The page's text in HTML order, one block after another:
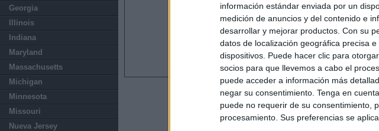
información estándar enviada por un
medición de anuncios y del contenido e
desarrollar y mejorar productos. Con su
datos de localización geográfica precisa
dispositivos. Puede hacer clic para
socios para que llevemos a cabo el
puede acceder a información más
negar su consentimiento. Tenga en
puede no requerir de su consentimiento,
procesamiento. Sus preferencias se
Georgia
Illinois
Indiana
Maryland
Massachusetts
Michigan
Minnesota
Missouri
Nueva Jersey